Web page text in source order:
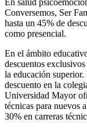
Conversemos, Ser
hasta un 45% de
como presencial.
En el ámbito
descuentos
la educación
descuento en la
Universidad Mayor
técnicas para nuevos
30% en carreras